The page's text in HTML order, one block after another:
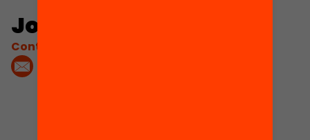
José Ramón Bertolin
Contacta'm: